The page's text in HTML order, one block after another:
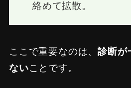
絡めて拡散。
ここで重要なのは、診断が
ないことです。